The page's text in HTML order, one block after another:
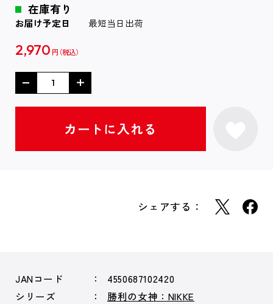
在庫有り
お届け予定日 最短当日出荷
2,970 円
シェアする：
JANコード
4550687102420
シリーズ
勝利の女神：NIKKE